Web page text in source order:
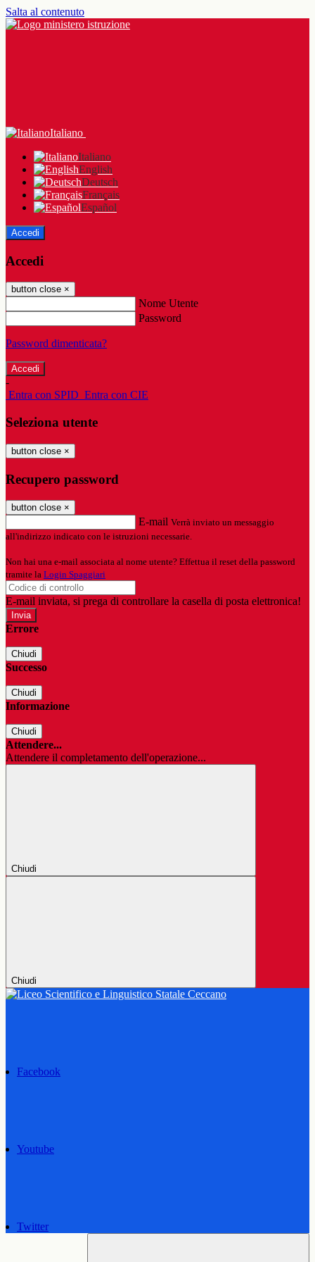
Salta al contenuto
Italiano
Italiano
English
Deutsch
Français
Español
Accedi
Accedi
button close ×
Nome Utente
Password
Password dimenticata?
-
Entra con SPID Entra con CIE
Seleziona utente
button close ×
Recupero password
button close ×
E-mail Verrà inviato un messaggio
all'indirizzo indicato con le istruzioni necessarie.
Non hai una e-mail associata al nome utente? Effettua il reset della password
tramite la Login Spaggiari
E-mail inviata, si prega di controllare la casella di posta elettronica!
Errore
Chiudi
Successo
Chiudi
Informazione
Chiudi
Attendere...
Attendere il completamento dell'operazione...
Chiudi
Chiudi
Facebook
Youtube
Twitter